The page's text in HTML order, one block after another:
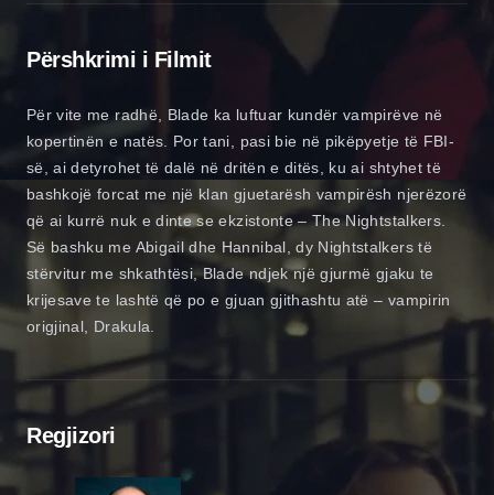
Përshkrimi i Filmit
Për vite me radhë, Blade ka luftuar kundër vampirëve në
kopertinën e natës. Por tani, pasi bie në pikëpyetje të FBI-
së, ai detyrohet të dalë në dritën e ditës, ku ai shtyhet të
bashkojë forcat me një klan gjuetarësh vampirësh njerëzorë
që ai kurrë nuk e dinte se ekzistonte – The Nightstalkers.
Së bashku me Abigail dhe Hannibal, dy Nightstalkers të
stërvitur me shkathtësi, Blade ndjek një gjurmë gjaku te
krijesave te lashtë që po e gjuan gjithashtu atë – vampirin
origjinal, Drakula.
Regjizori